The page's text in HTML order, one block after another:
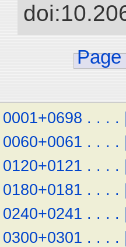
0001+0698 . . . .
0060+0061 . . . .
0120+0121 . . . .
0180+0181 . . . .
0240+0241 . . . .
0300+0301 . . . .